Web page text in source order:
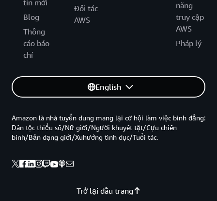
tin mới
Blog
Thông
cáo báo
chí
Đối tác
AWS
năng
truy cập
AWS
Pháp lý
English
Trở lại đầu trang
Amazon là nhà tuyển dung mang lại cơ hội làm việc bình đẳng:
Dân tộc thiểu số/Nữ giới/Người khuyết tật/Cựu chiến
binh/Bản dạng giới/Xuhướng tình dục/Tuổi tác.